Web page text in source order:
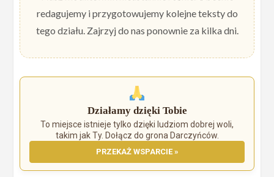
redagujemy i przygotowujemy kolejne teksty do
tego działu. Zajrzyj do nas ponownie za kilka dni.
Działamy dzięki Tobie
To miejsce istnieje tylko dzięki ludziom dobrej woli,
takim jak Ty. Dołącz do grona Darczyńców.
PRZEKAŻ WSPARCIE »